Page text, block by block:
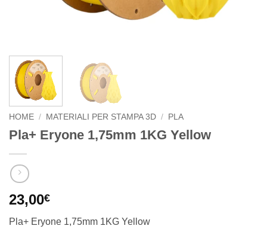
HOME / MATERIALI PER STAMPA 3D / PLA
Pla+ Eryone 1,75mm 1KG Yellow
23,00€
Pla+ Eryone 1,75mm 1KG Yellow